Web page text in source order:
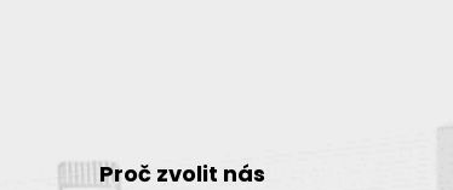
Proč zvolit nás